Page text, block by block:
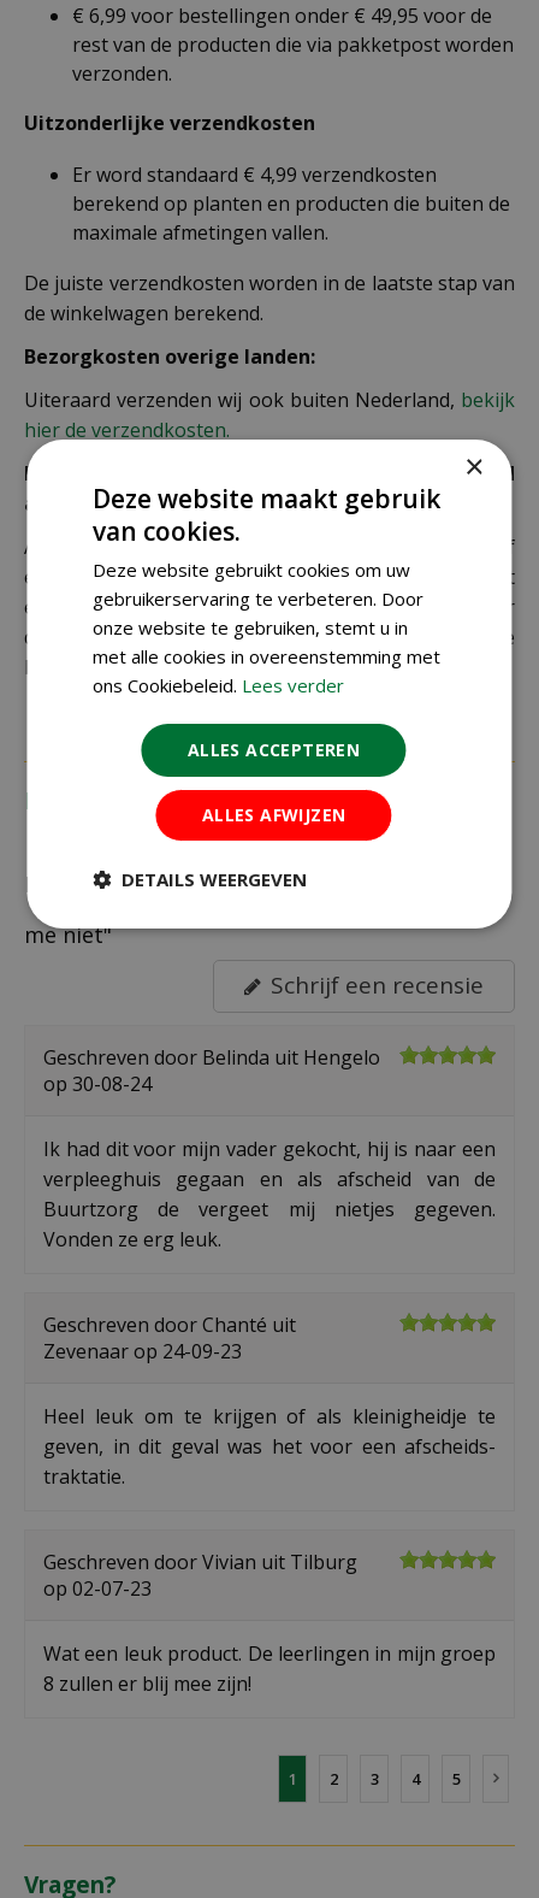
€ 6,99 voor bestellingen onder € 49,95 voor de
rest van de producten die via pakketpost worden
verzonden.
Uitzonderlijke verzendkosten
Er word standaard € 4,99 verzendkosten
berekend op planten en producten die buiten de
maximale afmetingen vallen.
De juiste verzendkosten worden in de laatste stap van
de winkelwagen berekend.
Bezorgkosten overige landen:
Uiteraard verzenden wij ook buiten Nederland, bekijk
hier de verzendkosten.
Let op: extra kosten bij niet ophalen of verkeerd
adres
Als je je pakket niet ophaalt bij een PostNL-punt of
een verkeerd afleveradres invult, zijn wij genoodzaakt
extra kosten in rekening te brengen. Controleer
daarom altijd goed je adresgegevens voordat je je
bestelling plaatst.
Recensies
Recensies over "Greengift Terracotta Vergeet
me niet"
Schrijf een recensie
Geschreven door Belinda uit Hengelo
op 30-08-24
Ik had dit voor mijn vader gekocht, hij is naar een
verpleeghuis gegaan en als afscheid van de
Buurtzorg de vergeet mij nietjes gegeven.
Vonden ze erg leuk.
Geschreven doorChanté uit
Zevenaar op 24-09-23
Heel leuk om te krijgen of als kleinigheidje te
geven, in dit geval was het voor een afscheids-
traktatie.
Geschreven doorVivian uit Tilburg
op 02-07-23
Wat een leuk product. De leerlingen in mijn groep
8 zullen er blij mee zijn!
1 2 3 4 5
Vragen?
×
Deze website maakt gebruik
van cookies.
Deze website gebruikt cookies om uw
gebruikerservaring te verbeteren. Door
onze website te gebruiken, stemt u in
met alle cookies in overeenstemming met
ons Cookiebeleid. Lees verder
ALLES ACCEPTEREN
ALLES AFWIJZEN
DETAILS WEERGEVEN